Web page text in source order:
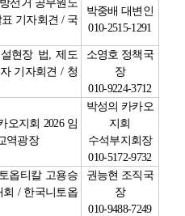
선거 공무원노
기자회견 / 국
박중배 대변인
010-2515-1291
현장 법,제도
기자회견/ 청
소영호 정책국
장
010-9224-3712
오지회 2026 임
역광장
박성의 카카오
지회
수석부지회장
010-5172-9732
옵티칼 고용승
/ 한국니토옵
권능현 조직국
장
010-9488-7249